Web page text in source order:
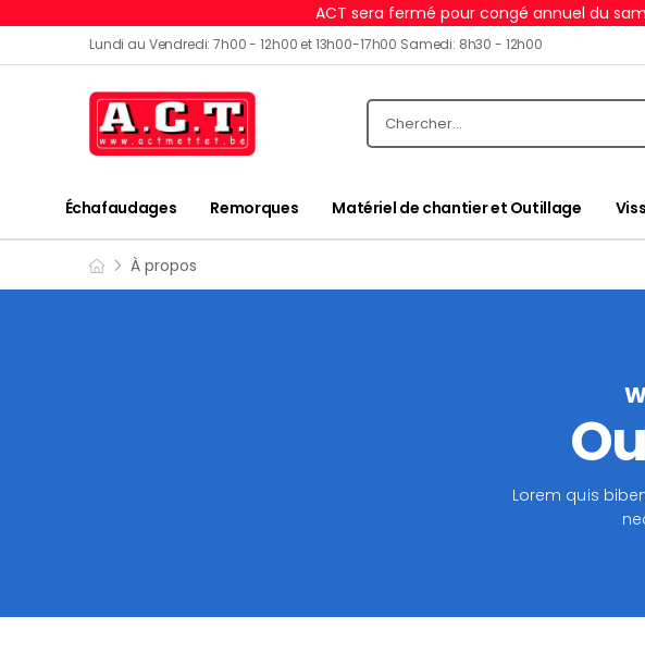
ACT sera fermé pour congé annuel du
Lundi au Vendredi: 7h00 - 12h00 et 13h00-17h00 Samedi: 8h30 - 12h00
Échafaudages Remorques Matériel de chantier et Outillage
À propos
Lorem quis